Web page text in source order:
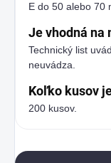
E do 50 alebo 70
Je vhodná na
Technický list
neuvádza.
Koľko kusov
200 kusov.